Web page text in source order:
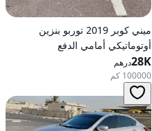
ميني كوبر 2019 توربو بنزين
أوتوماتيكي أمامي الدفع
28Kدرهم
100000 كم